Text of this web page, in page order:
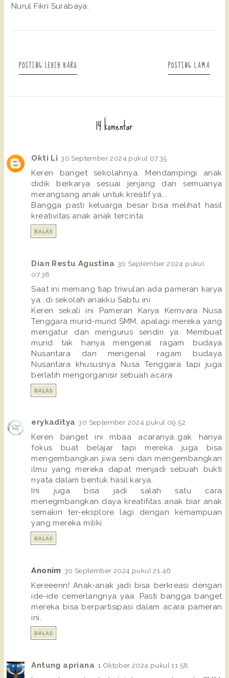
Nurul Fikri Surabaya.
POSTING LEBIH BARU POSTING LAMA
14 komentar
Okti Li 30 September 2024 pukul 07.35
Keren banget sekolahnya. Mendampingi anak
didik berkarya sesuai jenjang dan semuanya
merangsang anak untuk kreatif ya...
Bangga pasti keluarga besar bisa melihat hasil
kreativitas anak anak tercinta
BALAS
Dian Restu Agustina 30 September 2024 pukul
07.38
Saat ini memang tiap triwulan ada pameran karya
ya...di sekolah anakku Sabtu ini
Keren sekali ini Pameran Karya Kemvara Nusa
Tenggara murid-murid SMM, apalagi mereka yang
mengatur dan mengurus sendiri ya. Membuat
murid tak hanya mengenal ragam budaya
Nusantara dan mengenal ragam budaya
Nusantara khususnya Nusa Tenggara tapi juga
berlatih mengorganisir sebuah acara
BALAS
erykaditya 30 September 2024 pukul 09.52
Keren banget ini mbaa acaranya..gak hanya
fokus buat belajar tapi mereka juga bisa
mengembangkan jiwa seni dan mengembangkan
ilmu yang mereka dapat menjadi sebuah bukti
nyata dalam bentuk hasil karya..
Ini juga bisa jadi salah satu cara
menegmbangkan daya kreatifitas anak biar anak
semakin ter-eksplore lagi dengan kemampuan
yang mereka miliki
BALAS
Anonim 30 September 2024 pukul 21.46
Kereeenn! Anak-anak jadi bisa berkreasi dengan
ide-ide cemerlangnya yaa. Pasti bangga banget
mereka bisa berpartisipasi dalam acara pameran
ini.
BALAS
Antung apriana 1 Oktober 2024 pukul 11.58